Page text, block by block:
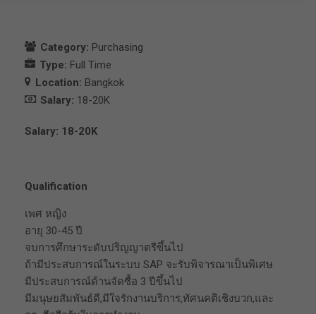
Category: Purchasing
Type: Full Time
Location: Bangkok
Salary: 18-20K
Salary: 18-20K
Qualification
เพศ หญิง
อายุ 30-45 ปี
จบการศึกษาระดับปริญญาตรีขึ้นไป
ถ้ามีประสบการณ์ในระบบ SAP จะรับพิจารณาเป็นพิเศษ
มีประสบการณ์ด้านจัดซื้อ 3 ปีขึ้นไป
มีมนุษยสัมพันธ์ดี,มีใจรักงานบริการ,ทัศนคติเชิงบวก,และ